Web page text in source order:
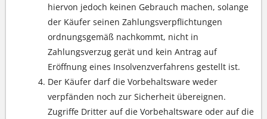
hiervon jedoch keinen Gebrauch machen, solange
der Käufer seinen Zahlungsverpflichtungen
ordnungsgemäß nachkommt, nicht in
Zahlungsverzug gerät und kein Antrag auf
Eröffnung eines Insolvenzverfahrens gestellt ist.
Der Käufer darf die Vorbehaltsware weder
verpfänden noch zur Sicherheit übereignen.
Zugriffe Dritter auf die Vorbehaltsware oder auf die